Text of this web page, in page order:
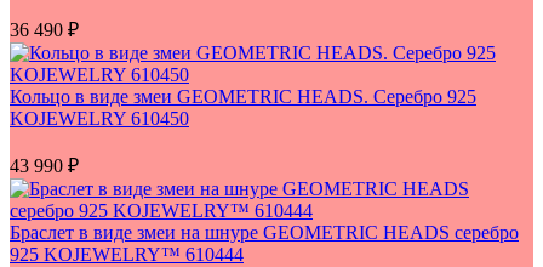
36 490 ₽
Кольцо в виде змеи GEOMETRIC HEADS. Серебро 925
KOJEWELRY 610450
43 990 ₽
Браслет в виде змеи на шнуре GEOMETRIC HEADS серебро
925 KOJEWELRY™ 610444